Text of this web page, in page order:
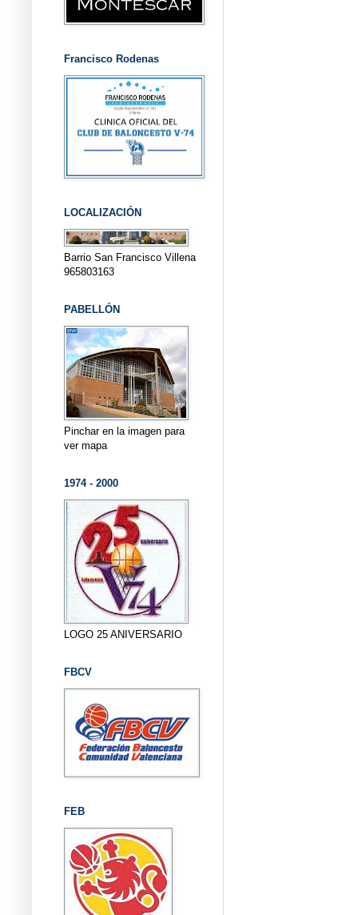
Francisco Rodenas
LOCALIZACIÓN
Barrio San Francisco Villena
965803163
PABELLÓN
Pinchar en la imagen para
ver mapa
1974 - 2000
LOGO 25 ANIVERSARIO
FBCV
FEB